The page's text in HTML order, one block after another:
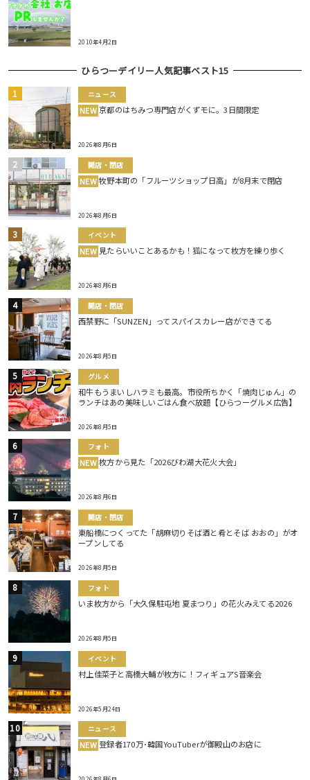
2010年4月2日
ひらつーデイリー人気記事ベスト15
ニュース
NEW 京都のはちみつ専門店がくずモに。3日間限定
2026年8月6日
開店・閉店
NEW 牧野本町の「フルーツショップ日高」が8月末で閉店
2026年8月6日
イベント
NEW 見たらいいことあるかも！狐になって枚方を練り歩く
2026年8月6日
開店・閉店
西禁野に「SUNZEN」ってスパイスカレー店ができてる
2026年8月5日
グルメ
和牛もうまいしハラミも最高。市役所ちかく「焼肉じゅん」の
ランチはあの美味しいごはん食べ放題【ひらつーグルメ広告】
2026年8月5日
フォト
NEW 枚方から見た「2026びわ湖大花火大会」
2026年8月6日
開店・閉店
東船橋につくってた「胡麻切りそば酒と肴とそば おおの」がオ
ープンしてる
2026年8月5日
フォト
いま枚方から「大久保駐屯地 夏まつり」の花火みえてる2026
2026年8月5日
イベント
村上佳菜子と高橋大輔が枚方に！フィギュアS音楽会
2026年5月24日
ニュース
NEW 登録者170万･韓国YouTuberが御殿山のお店に